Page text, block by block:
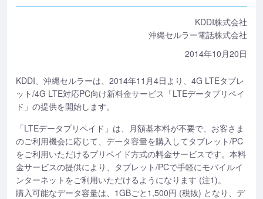
KDDI株式会社
沖縄セルラー電話株式会社
2014年10月20日
KDDI、沖縄セルラーは、2014年11月4日より、4G LTEタブレ
ット/4G LTE対応PC向け新料金サービス「LTEデータプリペイ
ド」の提供を開始します。
「LTEデータプリペイド」は、月額基本料が不要で、お客さま
のご利用機会に応じて、データ容量を購入してタブレット/PC
をご利用いただけるプリペイド方式の料金サービスです。本料
金サービスの提供により、タブレット/PCで手軽にモバイルイ
ンターネットをご利用いただけるようになります (注1)。
購入可能なデータ容量は、1GBごと1,500円 (税抜) となり、デ